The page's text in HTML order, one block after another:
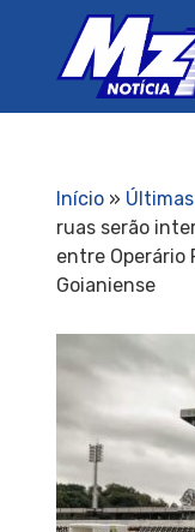
Início»
ruas serão
entre Operário
Goianiense